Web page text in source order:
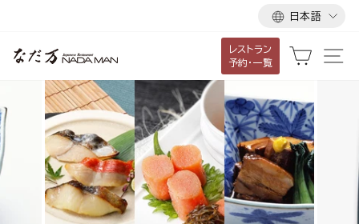
て
コ
ン
テ
言
語
日本語
レストラン
予約・一覧
カート